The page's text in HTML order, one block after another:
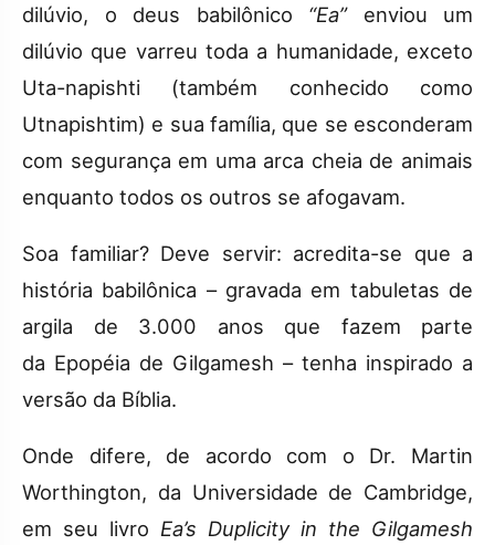
dilúvio, o deus babilônico “Ea”enviou um
dilúvio que varreu toda a humanidade, exceto
Uta-napishti (também conhecido como
Utnapishtim) e sua família, que se esconderam
com segurança em uma arca cheia de animais
enquanto todos os outros se afogavam.
Soa familiar? Deve servir: acredita-se que a
história babilônica – gravada em tabuletas de
argila de 3.000 anos que fazem parte
da Epopéia de Gilgamesh – tenha inspirado a
versão da Bíblia.
Onde difere, de acordo com o Dr. Martin
Worthington, da Universidade de Cambridge,
em seu livro Ea’s Duplicity in the Gilgamesh